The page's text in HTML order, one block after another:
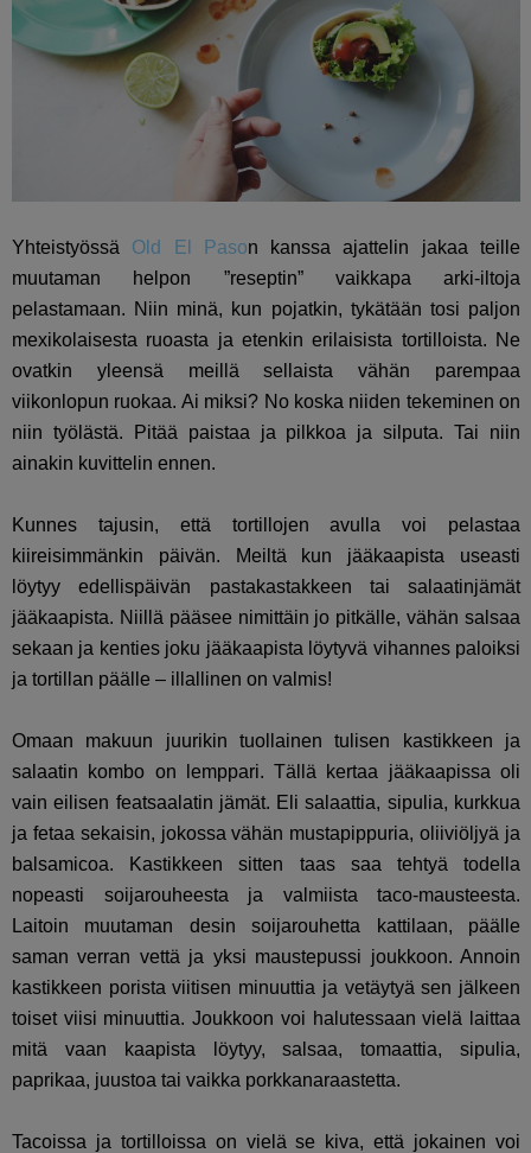
Yhteistyössä Old El Pason kanssa ajattelin jakaa teille
muutaman helpon ”reseptin” vaikkapa arki-iltoja
pelastamaan. Niin minä, kun pojatkin, tykätään tosi paljon
mexikolaisesta ruoasta ja etenkin erilaisista tortilloista. Ne
ovatkin yleensä meillä sellaista vähän parempaa
viikonlopun ruokaa. Ai miksi? No koska niiden tekeminen on
niin työlästä. Pitää paistaa ja pilkkoa ja silputa. Tai niin
ainakin kuvittelin ennen.
Kunnes tajusin, että tortillojen avulla voi pelastaa
kiireisimmänkin päivän. Meiltä kun jääkaapista useasti
löytyy edellispäivän pastakastakkeen tai salaatinjämät
jääkaapista. Niillä pääsee nimittäin jo pitkälle, vähän salsaa
sekaan ja kenties joku jääkaapista löytyvä vihannes paloiksi
ja tortillan päälle – illallinen on valmis!
Omaan makuun juurikin tuollainen tulisen kastikkeen ja
salaatin kombo on lemppari. Tällä kertaa jääkaapissa oli
vain eilisen featsaalatin jämät. Eli salaattia, sipulia, kurkkua
ja fetaa sekaisin, jokossa vähän mustapippuria, oliiviöljyä ja
balsamicoa. Kastikkeen sitten taas saa tehtyä todella
nopeasti soijarouheesta ja valmiista taco-mausteesta.
Laitoin muutaman desin soijarouhetta kattilaan, päälle
saman verran vettä ja yksi maustepussi joukkoon. Annoin
kastikkeen porista viitisen minuuttia ja vetäytyä sen jälkeen
toiset viisi minuuttia. Joukkoon voi halutessaan vielä laittaa
mitä vaan kaapista löytyy, salsaa, tomaattia, sipulia,
paprikaa, juustoa tai vaikka porkkanaraastetta.
Tacoissa ja tortilloissa on vielä se kiva, että jokainen voi